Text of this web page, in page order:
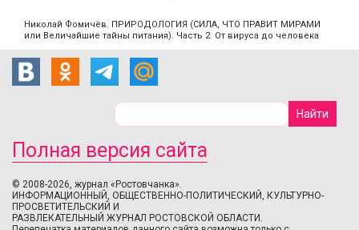
Николай Фомичёв. ПРИРОДОЛОГИЯ (СИЛА, ЧТО ПРАВИТ МИРАМИ
или Величайшие тайны питания). Часть 2. От вируса до человека
Полная версия сайта
© 2008-2026, журнал «Ростовчанка».
ИНФОРМАЦИОННЫЙ, ОБЩЕСТВЕННО-ПОЛИТИЧЕСКИЙ, КУЛЬТУРНО-
ПРОСВЕТИТЕЛЬСКИЙ И
РАЗВЛЕКАТЕЛЬНЫЙ ЖУРНАЛ РОСТОВСКОЙ ОБЛАСТИ.